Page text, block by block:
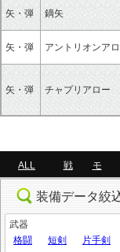
矢・弾 鏑矢
矢・弾 アントリオンア
矢・弾 チャプリアロー
ALL 戦 モ
装備データ絞
武器
格闘
短剣 片手剣